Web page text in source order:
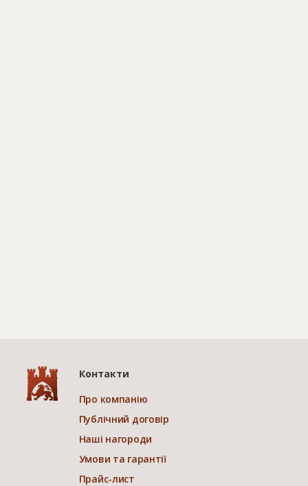
Контакти
Про компанію
Публічний договір
Наші нагороди
Умови та гарантії
Прайс-лист